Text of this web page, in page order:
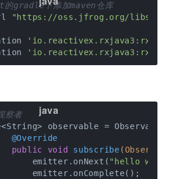
gradle下添加maven仓库
"https://oss.jfrog.org/libs-
察者
observable =
@Override
public
void subscribe
emitter.onNext(
"hello world"
emitter.onComplete();